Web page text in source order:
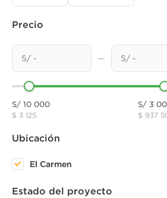
Precio
—
S/ 10 000
$ 3 125
S/ 3
$ 937
Ubicación
El Carmen
Estado del proyecto